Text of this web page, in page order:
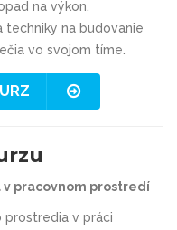
na výkon.
techniky na budovanie
vo svojom tíme.
pracovnom prostredí
v práci